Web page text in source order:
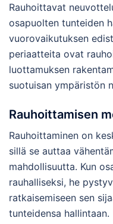
Rauhoittavat
osapuolten tunteiden
vuorovaikutuksen
periaatteita ovat
luottamuksen
suotuisan ympäristön
Rauhoittamisen
Rauhoittaminen on
sillä se auttaa
mahdollisuutta. Kun
rauhalliseksi, he
ratkaisemiseen sen
tunteidensa hallintaan.